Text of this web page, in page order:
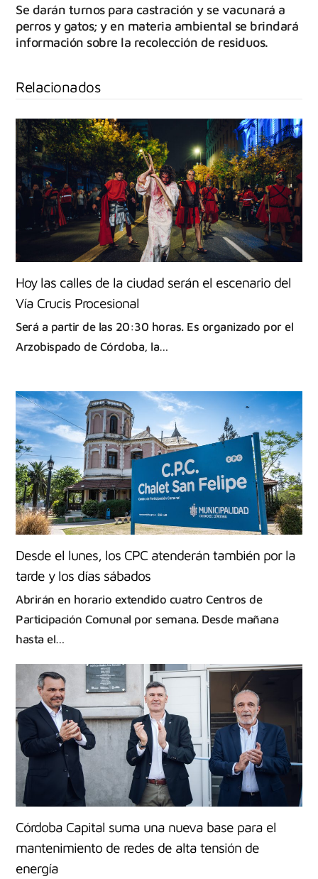
Se darán turnos para castración y se vacunará a
perros y gatos; y en materia ambiental se brindará
información sobre la recolección de residuos.
Relacionados
Hoy las calles de la ciudad serán el escenario del
Vía Crucis Procesional
Será a partir de las 20:30 horas. Es organizado por el
Arzobispado de Córdoba, la…
Desde el lunes, los CPC atenderán también por la
tarde y los días sábados
Abrirán en horario extendido cuatro Centros de
Participación Comunal por semana. Desde mañana
hasta el…
Córdoba Capital suma una nueva base para el
mantenimiento de redes de alta tensión de
energía